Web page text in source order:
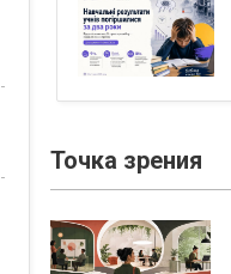
Точка зрения